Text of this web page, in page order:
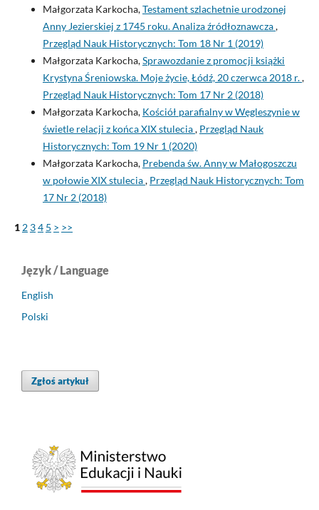
Małgorzata Karkocha,Testament szlachetnie urodzonej
Anny Jezierskiej z 1745 roku. Analiza źródłoznawcza,
Przegląd Nauk Historycznych: Tom 18 Nr 1 (2019)
Małgorzata Karkocha,Sprawozdanie z promocji książki
Krystyna Śreniowska. Moje życie, Łódź, 20 czerwca 2018 r.,
Przegląd Nauk Historycznych: Tom 17 Nr 2 (2018)
Małgorzata Karkocha, Kościół parafialny w Węgleszynie w
świetle relacji z końca XIX stulecia, Przegląd Nauk
Historycznych: Tom 19 Nr 1 (2020)
Małgorzata Karkocha, Prebenda św. Anny w Małogoszczu
w połowie XIX stulecia, Przegląd Nauk Historycznych: Tom
17 Nr 2 (2018)
1 2 34 5 > >>
Język / Language
English
Polski
Zgłoś artykuł